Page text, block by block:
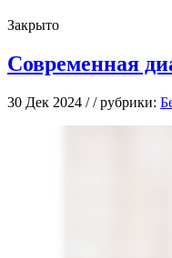
Закрыто
Современная
30 Дек 2024 / / рубрики: